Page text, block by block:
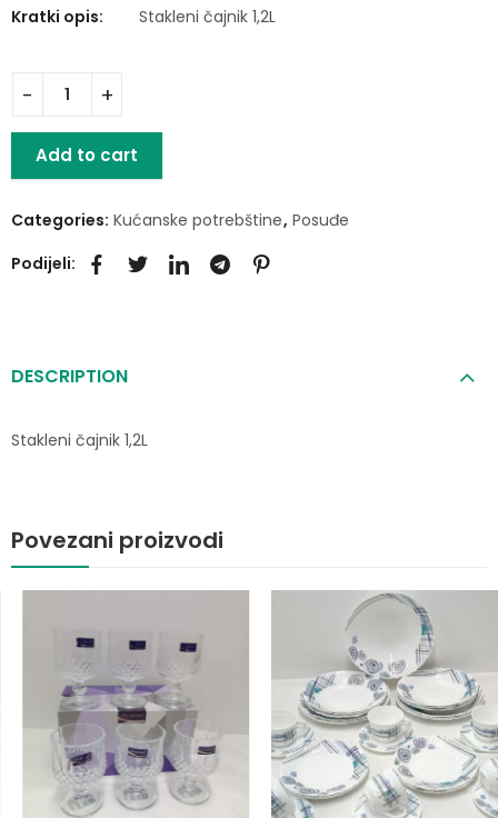
Kratki opis: Stakleni čajnik 1,2L
Add to cart
Categories: Kućanske potrebštine, Posuđe
Podijeli:
DESCRIPTION
Stakleni čajnik 1,2L
Povezani proizvodi